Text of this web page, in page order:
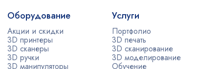
Оборудование
Акции и скидки
3D принтеры
3D сканеры
3D ручки
3D манипуляторы
Услуги
Портфолио
3D печать
3D сканирование
3D моделирование
Обучение